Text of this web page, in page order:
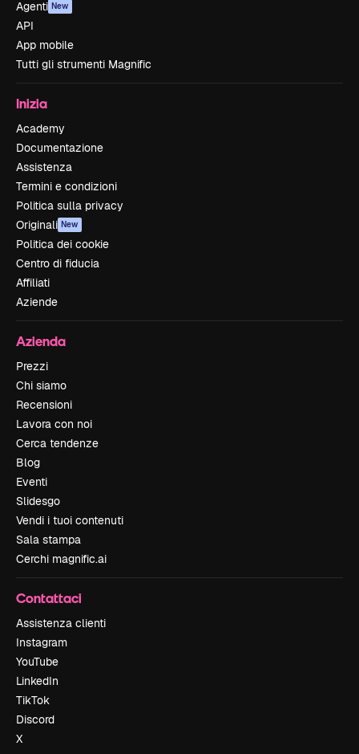
Agenti New
API
App mobile
Tutti gli strumenti Magnific
Inizia
Academy
Documentazione
Assistenza
Termini e condizioni
Politica sulla privacy
Originali New
Politica dei cookie
Centro di fiducia
Affiliati
Aziende
Azienda
Prezzi
Chi siamo
Recensioni
Lavora con noi
Cerca tendenze
Blog
Eventi
Slidesgo
Vendi i tuoi contenuti
Sala stampa
Cerchi magnific.ai
Contattaci
Assistenza clienti
Instagram
YouTube
LinkedIn
TikTok
Discord
X